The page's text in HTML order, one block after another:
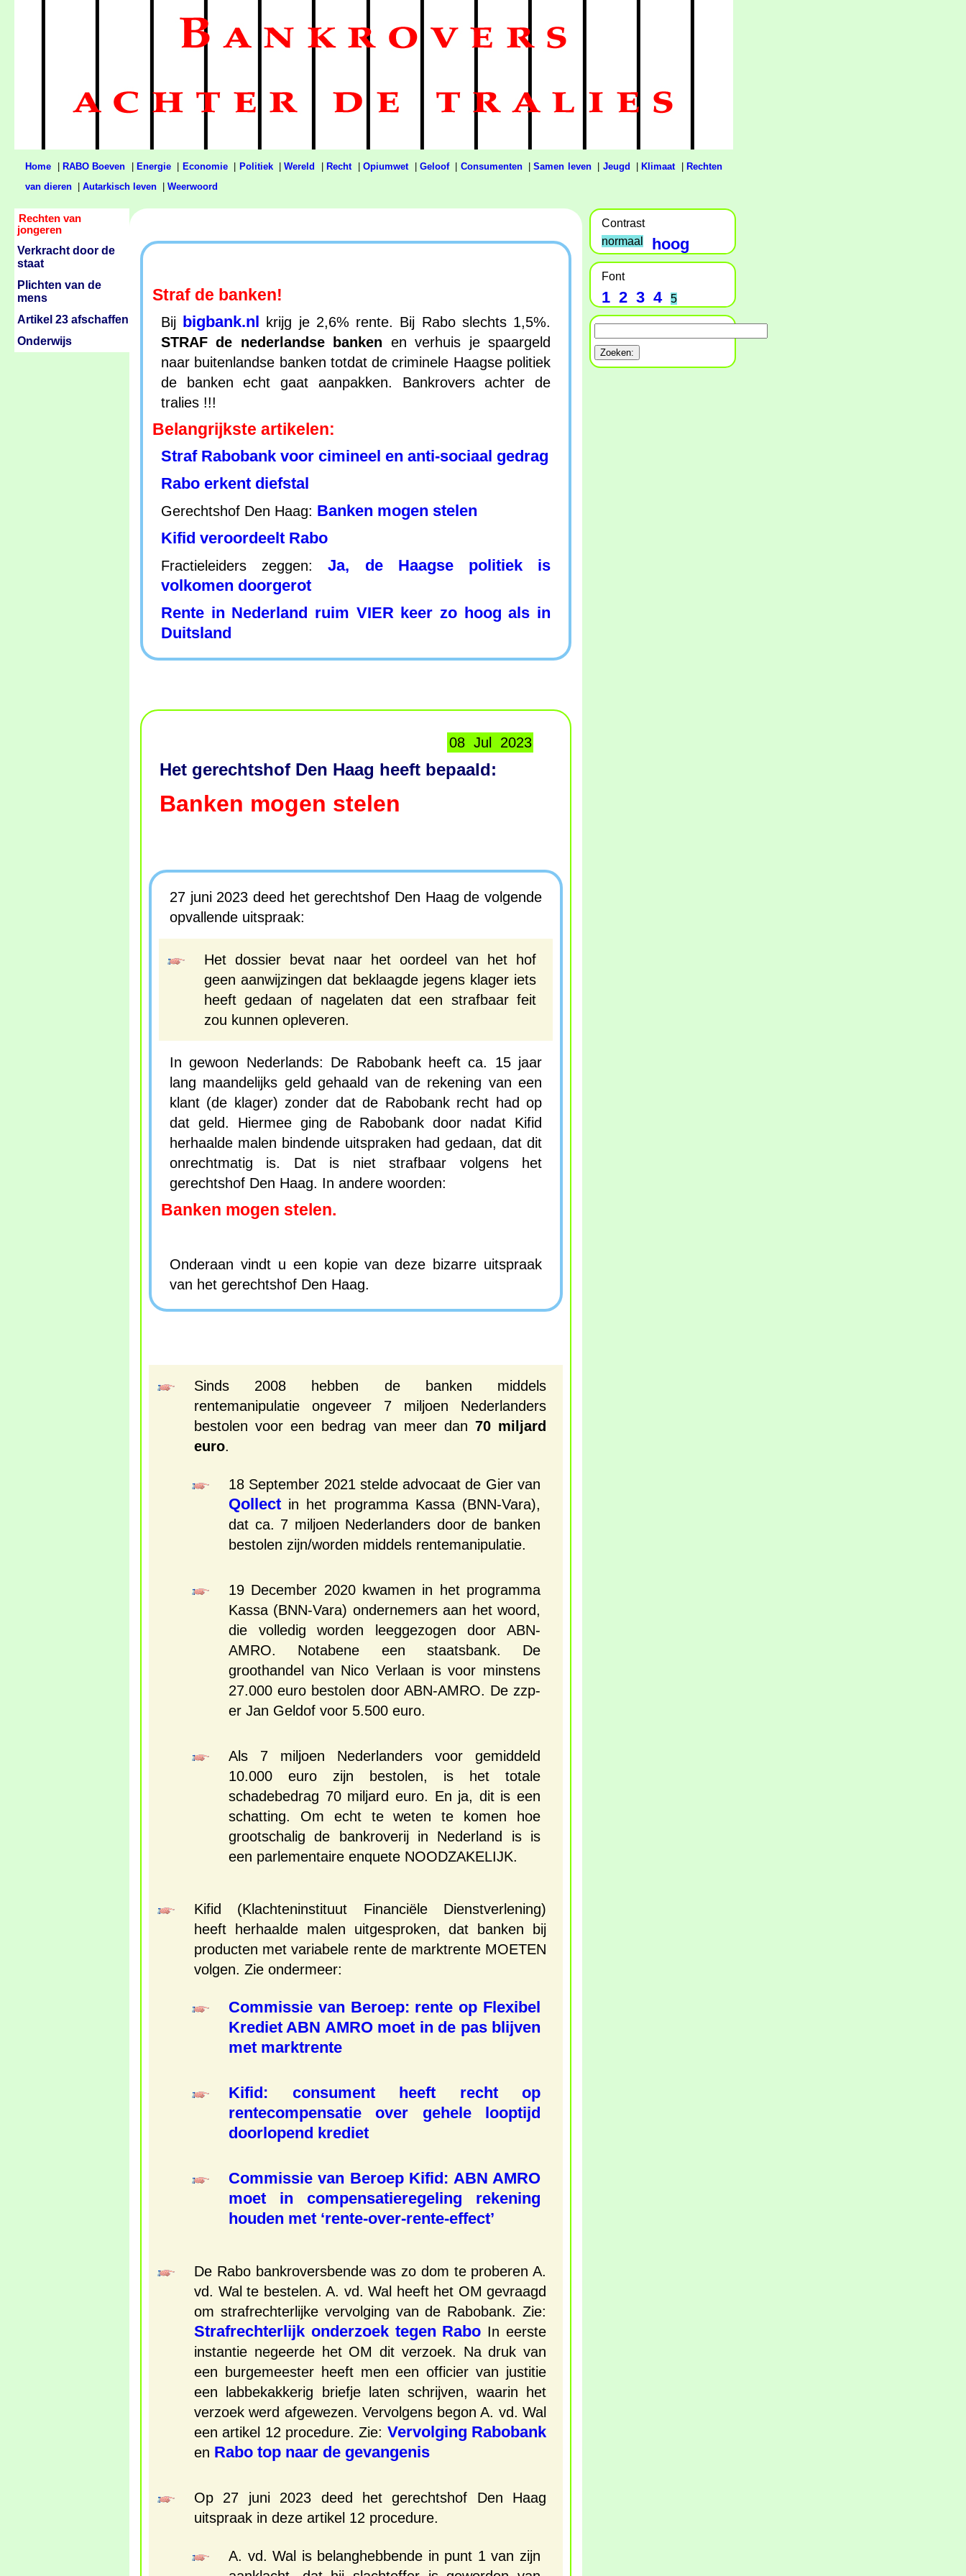
Home RABO Boeven Energie| Economie| Politiek|Wereld Recht| Opiumwet| Geloof| Consumenten|Samen leven| Jeugd Klimaat|
Rechten
van dieren
Autarkisch leven Weerwoord
Straf de banken!
Bij bigbank.nl krijg je 2,6% rente. Bij Rabo slechts 1,5%.
STRAF de nederlandse banken en verhuis je spaargeld
naar buitenlandse banken totdat de criminele Haagse politiek
de banken echt gaat aanpakken. Bankrovers achter de
tralies !!!
Belangrijkste artikelen:
Straf Rabobank voor cimineel en anti-sociaal gedrag
Rabo erkent diefstal
Gerechtshof Den Haag: Banken mogen stelen
Kifid veroordeelt Rabo
Fractieleiders zeggen:Ja, de Haagse politiek is
volkomen doorgerot
Rente in Nederland ruim VIER keer zo hoog als in
Duitsland
08 Jul 2023
Het gerechtshof Den Haag heeft bepaald:
Banken mogen stelen
27 juni 2023 deed het gerechtshof Den Haag de volgende
opvallende uitspraak:
Het dossier bevat naar het oordeel van het hof
geen aanwijzingen dat beklaagde jegens klager iets
heeft gedaan of nagelaten dat een strafbaar feit
zou kunnen opleveren.
In gewoon Nederlands: De Rabobank heeft ca. 15 jaar
lang maandelijks geld gehaald van de rekening van een
klant (de klager) zonder dat de Rabobank recht had op
dat geld. Hiermee ging de Rabobank door nadat Kifid
herhaalde malen bindende uitspraken had gedaan, dat dit
onrechtmatig is. Dat is niet strafbaar volgens het
gerechtshof Den Haag. In andere woorden:
Banken mogen stelen.
Onderaan vindt u een kopie van deze bizarre uitspraak
van het gerechtshof Den Haag.
Sinds 2008 hebben de banken middels
rentemanipulatie ongeveer 7 miljoen Nederlanders
bestolen voor een bedrag van meer dan 70 miljard
euro.
18 September 2021 stelde advocaat de Gier van
Qollect in het programma Kassa (BNN-Vara),
dat ca. 7 miljoen Nederlanders door de banken
bestolen zijn/worden middels rentemanipulatie.
19 December 2020 kwamen in het programma
Kassa (BNN-Vara) ondernemers aan het woord,
die volledig worden leeggezogen door ABN-
AMRO. Notabene een staatsbank. De
groothandel van Nico Verlaan is voor minstens
27.000 euro bestolen door ABN-AMRO. De zzp-
er Jan Geldof voor 5.500 euro.
Als 7 miljoen Nederlanders voor gemiddeld
10.000 euro zijn bestolen, is het totale
schadebedrag 70 miljard euro. En ja, dit is een
schatting. Om echt te weten te komen hoe
grootschalig de bankroverij in Nederland is is
een parlementaire enquete NOODZAKELIJK.
Kifid (Klachteninstituut Financiële Dienstverlening)
heeft herhaalde malen uitgesproken, dat banken bij
producten met variabele rente de marktrente MOETEN
volgen. Zie ondermeer:
Commissie van Beroep: rente op Flexibel
Krediet ABN AMRO moet in de pas blijven
met marktrente
Kifid: consument heeft recht op
rentecompensatie over gehele looptijd
doorlopend krediet
Commissie van Beroep Kifid: ABN AMRO
moet in compensatieregeling rekening
houden met ‘rente-over-rente-effect’
De Rabo bankroversbende was zo dom te proberen A.
vd. Wal te bestelen. A. vd. Wal heeft het OM gevraagd
om strafrechterlijke vervolging van de Rabobank. Zie:
Strafrechterlijk onderzoek tegen Rabo In eerste
instantie negeerde het OM dit verzoek. Na druk van
een burgemeester heeft men een officier van justitie
een labbekakkerig briefje laten schrijven, waarin het
verzoek werd afgewezen. Vervolgens begon A. vd. Wal
een artikel 12 procedure. Zie: Vervolging Rabobank
en Rabo top naar de gevangenis
Op 27 juni 2023 deed het gerechtshof Den Haag
uitspraak in deze artikel 12 procedure.
A. vd. Wal is belanghebbende in punt 1 van zijn
Rechten van
jongeren
Verkracht door de
staat
Plichten van de
mens
Artikel 23 afschaffen
Onderwijs
Contrast
normaal
hoog
Font
1 2 3 4 5